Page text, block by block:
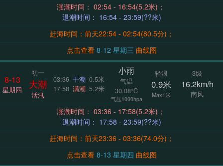
涨潮时间： 02:54 - 16:54(5.2米)；
退潮时间： 16:54 - 23:59(??米)
赶海时间：前天22:54 - 02:54(80.5分)；
点击查看
8-12 星期三 曲线图
8-13
星期四
初一
大潮
活汛
03:36 干潮 0.5米
17:58 满潮 5.2米
小雨
气温
30.08°C
气压1000hpa
轻浪
0.9米
Max1米
3级
16.2km/h
南风
涨潮时间： 03:36 - 17:58(5.2米)；
退潮时间： 17:58 - 23:59(??米)
赶海时间：前天23:36 - 03:36(74.0分)；
点击查看
8-13 星期四 曲线图